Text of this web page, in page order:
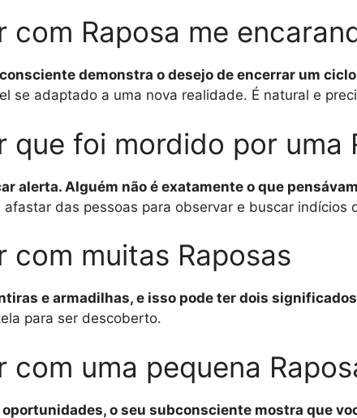
com Raposa me
demonstra o desejo de encerrar um
se adaptado a uma nova realidade. É natural e
que foi mordido por uma
alerta. Alguém não é exatamente o que
afastar das pessoas para observar e buscar indícios
com muitas Raposas
e armadilhas, e isso pode ter dois
para ser descoberto.
com uma pequena
o seu subconsciente mostra que